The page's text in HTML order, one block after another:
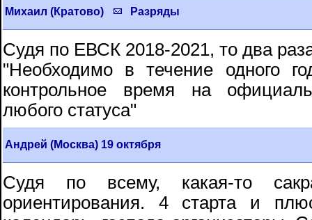
Михаил (Кратово) Разряды
Судя по ЕВСК 2018-2021, то два
"Необходимо в течение одного
контрольное время на
любого статуса"
Андрей (Москва) 19 октября
Судя по всему, какая-то
ориентирования. 4 старта и